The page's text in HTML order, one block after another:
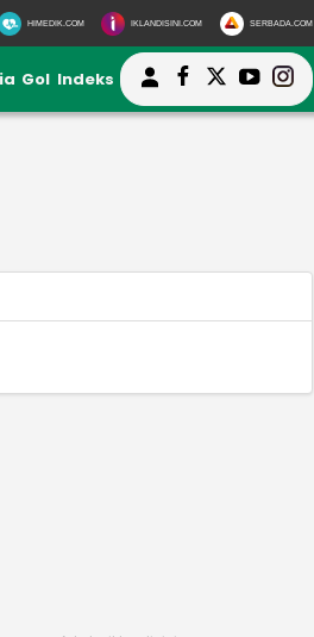
HIMEDIK.COM IKLANDISINI.COM SERBADA.COM
Gol Indeks